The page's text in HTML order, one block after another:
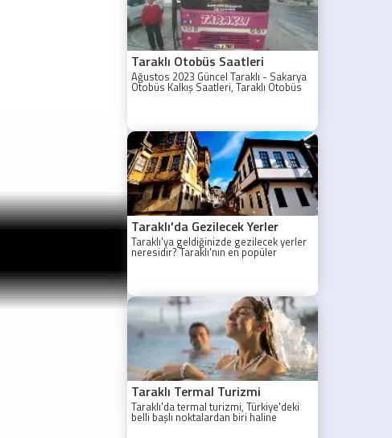
Taraklı Otobüs Saatleri
Ağustos 2023 Güncel Taraklı - Sakarya
Otobüs Kalkış Saatleri, Taraklı Otobüs
Saatler 2021, Taraklı Otobüs Tarifesi,
zaman? Sakarya Taraklı İlk Otobüs Ne
Zaman, Sakarya Taraklı Otobüs Saatleri,
Taraklı Koop Otobüs Saatleri
Taraklı'da Gezilecek Yerler
Taraklı'ya geldiğinizde gezilecek yerler
neresidir? Taraklı'nın en popüler
gezilecek yerleri yazımızda.
Taraklı Termal Turizmi
Taraklı'da termal turizmi, Türkiye'deki
belli başlı noktalardan biri haline
gelmiştir.